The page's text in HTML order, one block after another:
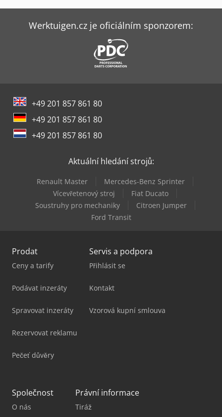
Holzkraft Minimax Fs 41E Tersa
Holzkraft Minimax Me 35 Tr S
Holzkraft Minimax Si 400Es 32 M
Holzkraft Rla 125
Holzkraft Rla 160
Holzkraft Vsa 38 L
Holzkraft Vsa 48 L
Holzkraft Zaa 2863 Af
Werktuigen.cz je oficiálním sponzorem:
+49 201 857 861 80
+49 201 857 861 80
+49 201 857 861 80
Aktuální hledání strojů:
Renault Master
Mercedes-Benz Sprinter
Vícevřetenový stroj
Fiat Ducato
Soustruhy pro mechaniky
Citroen Jumper
Ford Transit
Prodat
Ceny a tarify
Podávat inzeráty
Spravovat inzeráty
Rezervovat reklamu
Pečeť důvěry
Servis a podpora
Přihlásit se
Kontakt
Vzorová kupní smlouva
Společnost
O nás
Právní informace
Tiráž